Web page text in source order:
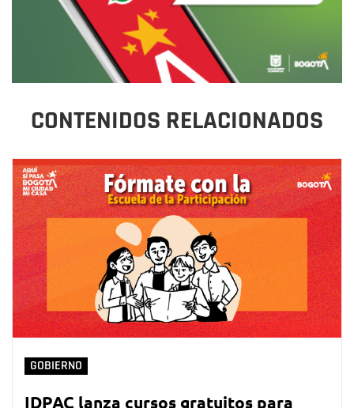
CONTENIDOS RELACIONADOS
GOBIERNO
IDPAC lanza cursos gratuitos para